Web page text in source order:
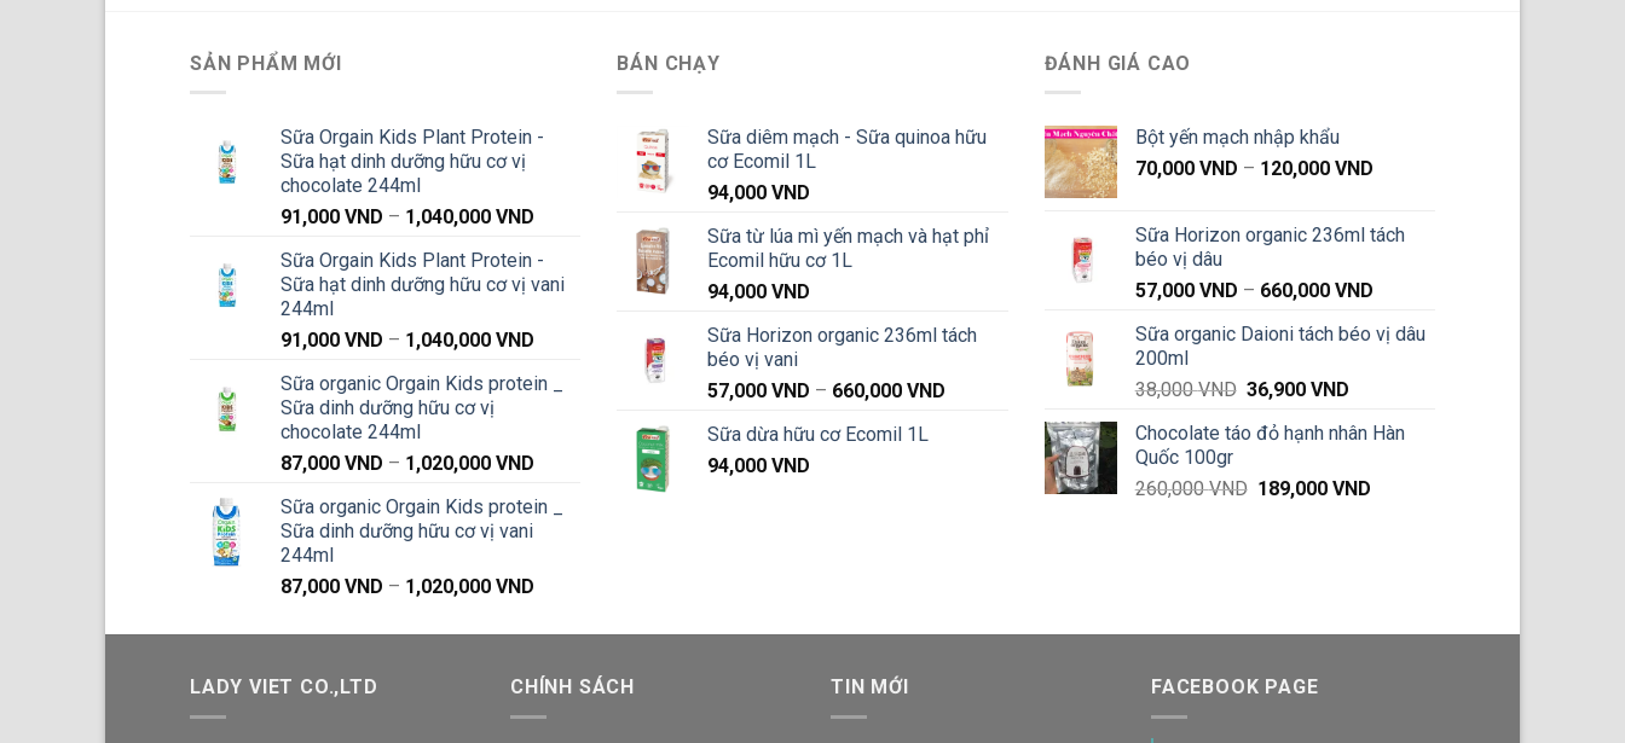
SẢN PHẨM MỚI
Sữa Orgain Kids Plant Protein -
Sữa hạt dinh dưỡng hữu cơ vị
chocolate 244ml
91,000 VND – 1,040,000 VND
từ
91,000 VND
1,040,000 VND
Sữa Orgain Kids Plant Protein -
Sữa hạt dinh dưỡng hữu cơ vị vani
244ml
91,000 VND – 1,040,000 VND
từ
1,040,000 VND
Sữa organic Orgain Kids protein _
Sữa dinh dưỡng hữu cơ vị
chocolate 244ml
87,000 VND – 1,020,000 VND
từ
Sữa organic Orgain Kids protein _
Sữa dinh dưỡng hữu cơ vị vani
244ml
87,000 VND – 1,020,000 VND
từ
đến
1,020,000 VND
BÁN CHẠY
Sữa diêm mạch - Sữa quinoa hữu
cơ Ecomil 1L
94,000VND
Sữa từ lúa mì yến mạch và hạt phỉ
Ecomil hữu cơ 1L
94,000VND
Sữa Horizon organic 236ml tách
béo vị vani
57,000VND – 660,000VND
57,000 VND
Sữa dừa hữu cơ Ecomil 1L
94,000VND
ĐÁNH GIÁ CAO
Bột yến mạch nhập khẩu
70,000 VND – 120,000 VNDKhoảng
70,000 VND
120,000 VND
Sữa Horizon organic 236ml tách
béo vị dâu
57,000 VND – 660,000 VNDKhoảng
từ
Sữa organic Daioni tách béo vị dâu
200ml
38,000VND Giá
là:
36,900VND
tại
36,900 VND.
Chocolate táo đỏ hạnh nhân Hàn
Quốc 100gr
260,000VND Giá
189,000VND
LADY VIET CO.,LTD CHÍNH SÁCH TIN MỚI FACEBOOK PAGE